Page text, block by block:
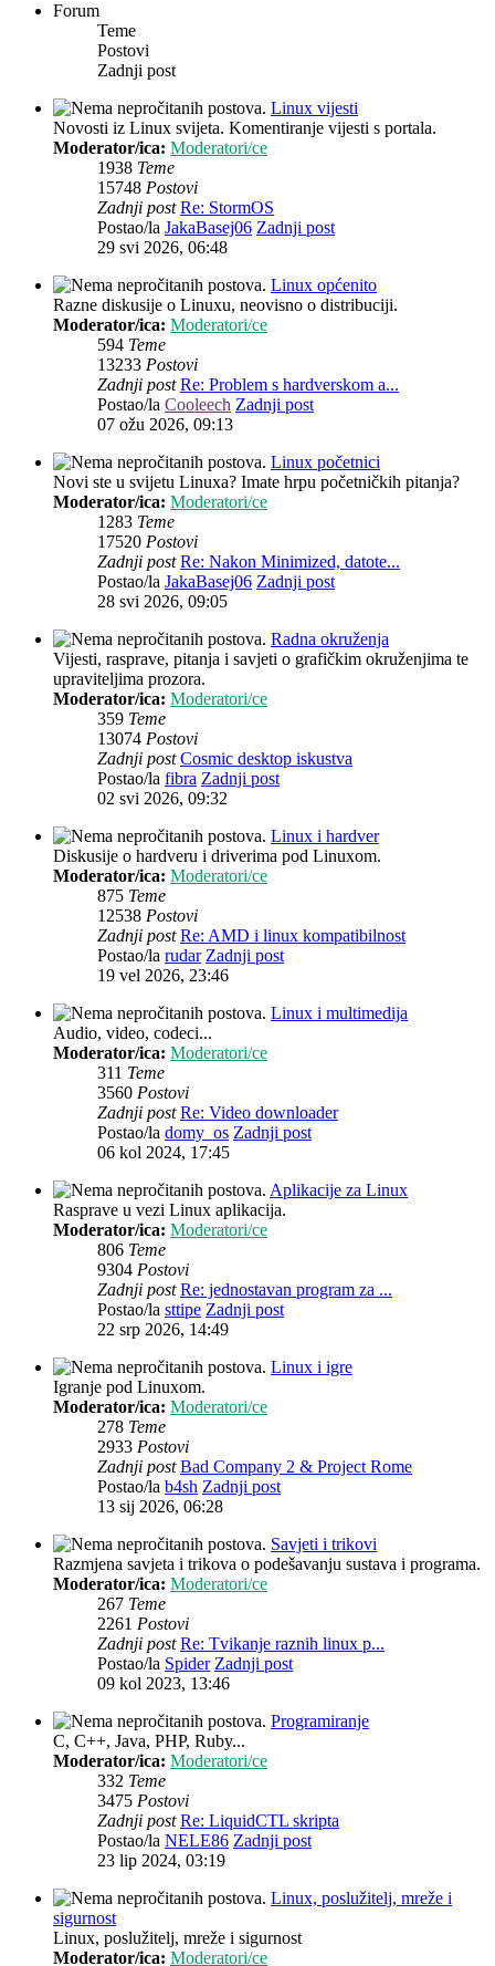
Forum
Teme
Postovi
Zadnji post
Linux vijesti
Novosti iz Linux svijeta. Komentiranje vijesti s portala.
Moderator/ica: Moderatori/ce
1938 Teme
15748 Postovi
Zadnji post Re: StormOS
Postao/la JakaBasej06 Zadnji post
29 svi 2026, 06:48
Linux općenito
Razne diskusije o Linuxu, neovisno o distribuciji.
Moderator/ica: Moderatori/ce
594 Teme
13233 Postovi
Zadnji post Re: Problem s hardverskom a...
Postao/la Cooleech Zadnji post
07 ožu 2026, 09:13
Linux početnici
Novi ste u svijetu Linuxa? Imate hrpu početničkih pitanja?
Moderator/ica: Moderatori/ce
1283 Teme
17520 Postovi
Zadnji post Re: Nakon Minimized, datote...
Postao/la JakaBasej06 Zadnji post
28 svi 2026, 09:05
Radna okruženja
Vijesti, rasprave, pitanja i savjeti o grafičkim okruženjima te
upraviteljima prozora.
Moderator/ica: Moderatori/ce
359 Teme
13074 Postovi
Zadnji post Cosmic desktop iskustva
Postao/la fibra Zadnji post
02 svi 2026, 09:32
Linux i hardver
Diskusije o hardveru i driverima pod Linuxom.
Moderator/ica: Moderatori/ce
875 Teme
12538 Postovi
Zadnji post Re: AMD i linux kompatibilnost
Postao/la rudar Zadnji post
19 vel 2026, 23:46
Linux i multimedija
Audio, video, codeci...
Moderator/ica: Moderatori/ce
311 Teme
3560 Postovi
Zadnji post Re: Video downloader
Postao/la domy_os Zadnji post
06 kol 2024, 17:45
Aplikacije za Linux
Rasprave u vezi Linux aplikacija.
Moderator/ica: Moderatori/ce
806 Teme
9304 Postovi
Zadnji post Re: jednostavan program za ...
Postao/la sttipe Zadnji post
22 srp 2026, 14:49
Linux i igre
Igranje pod Linuxom.
Moderator/ica: Moderatori/ce
278 Teme
2933 Postovi
Zadnji post Bad Company 2 & Project Rome
Postao/la b4sh Zadnji post
13 sij 2026, 06:28
Savjeti i trikovi
Razmjena savjeta i trikova o podešavanju sustava i programa.
Moderator/ica: Moderatori/ce
267 Teme
2261 Postovi
Zadnji post Re: Tvikanje raznih linux p...
Postao/la Spider Zadnji post
09 kol 2023, 13:46
Programiranje
C, C++, Java, PHP, Ruby...
Moderator/ica: Moderatori/ce
332 Teme
3475 Postovi
Zadnji post Re: LiquidCTL skripta
Postao/la NELE86 Zadnji post
23 lip 2024, 03:19
Linux, poslužitelj, mreže i
sigurnost
Linux, poslužitelj, mreže i sigurnost
Moderator/ica: Moderatori/ce